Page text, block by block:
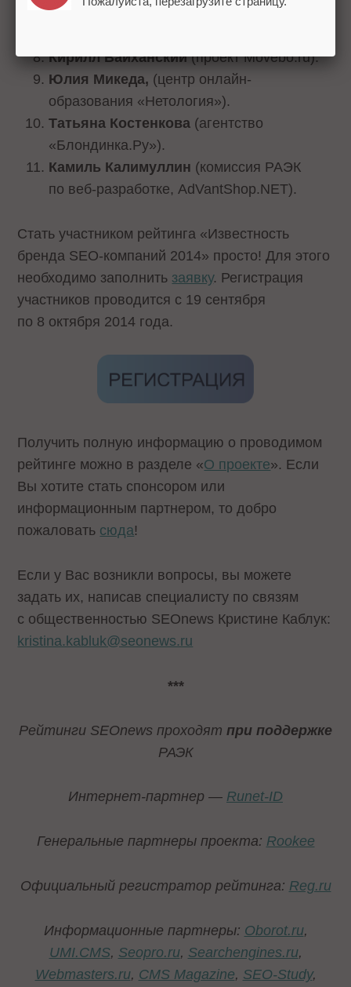
блог», Webbo Group).
Кирилл Вайханский(проект Movebo.ru).
Юлия Микеда, (центр онлайн-
образования «Нетология»).
Татьяна Костенкова (агентство
«Блондинка.Ру»).
Камиль Калимуллин (комиссия РАЭК
по веб-разработке, AdVantShop.NET).
Стать участником рейтинга «Известность
бренда SEO-компаний 2014» просто! Для этого
необходимо заполнить заявку. Регистрация
участников проводится с 19 сентября
по 8 октября 2014 года.
Получить полную информацию о проводимом
рейтинге можно в разделе «О проекте». Если
Вы хотите стать спонсором или
информационным партнером, то добро
пожаловать сюда!
Если у Вас возникли вопросы, вы можете
задать их, написав специалисту по связям
с общественностью SEOnews Кристине Каблук:
kristina.kabluk@seonews.ru
***
Рейтинги SEOnews проходят при поддержке
РАЭК
Интернет-партнер — Runet-ID
Генеральные партнеры проекта: Rookee
Официальный регистратор рейтинга: Reg.ru
Информационные партнеры: Oborot.ru,
UMI.CMS, Seopro.ru, Searchengines.ru,
Webmasters.ru, CMS Magazine, SEO-Study,